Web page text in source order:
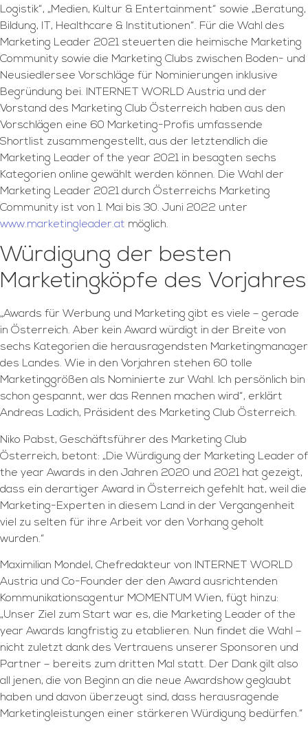
Logistik“, „Medien, Kultur & Entertainment“ sowie „Beratung,
Bildung, IT, Healthcare & Institutionen“. Für die Wahl des
Marketing Leader 2021 steuerten die heimische Marketing
Community sowie die Marketing Clubs zwischen Boden- und
Neusiedlersee Vorschläge für Nominierungen inklusive
Begründung bei. INTERNET WORLD Austria und der
Vorstand des Marketing Club Österreich haben aus den
Vorschlägen eine 60 Marketing-Profis umfassende
Shortlist zusammengestellt, aus der letztendlich die
Marketing Leader of the year 2021 in besagten sechs
Kategorien online gewählt werden können. Die Wahl der
Marketing Leader 2021 durch Österreichs Marketing
Community ist von 1. Mai bis 30. Juni 2022 unter
www.marketingleader.at möglich.
Würdigung der besten
Marketingköpfe des Vorjahres
„Awards für Werbung und Marketing gibt es viele – gerade
in Österreich. Aber kein Award würdigt in der Breite von
sechs Kategorien die herausragendsten Marketingmanager
des Landes. Wie in den Vorjahren stehen 60 tolle
Marketinggrößen als Nominierte zur Wahl. Ich persönlich bin
schon gespannt, wer das Rennen machen wird“, erklärt
Andreas Ladich, Präsident des Marketing Club Österreich.
Niko Pabst, Geschäftsführer des Marketing Club
Österreich, betont: „Die Würdigung der Marketing Leader of
the year Awards in den Jahren 2020 und 2021 hat gezeigt,
dass ein derartiger Award in Österreich gefehlt hat, weil die
Marketing-Experten in diesem Land in der Vergangenheit
viel zu selten für ihre Arbeit vor den Vorhang geholt
wurden.“
Maximilian Mondel, Chefredakteur von INTERNET WORLD
Austria und Co-Founder der den Award ausrichtenden
Kommunikationsagentur MOMENTUM Wien, fügt hinzu:
„Unser Ziel zum Start war es, die Marketing Leader of the
year Awards langfristig zu etablieren. Nun findet die Wahl –
nicht zuletzt dank des Vertrauens unserer Sponsoren und
Partner – bereits zum dritten Mal statt. Der Dank gilt also
all jenen, die von Beginn an die neue Awardshow geglaubt
haben und davon überzeugt sind, dass herausragende
Marketingleistungen einer stärkeren Würdigung bedürfen.“